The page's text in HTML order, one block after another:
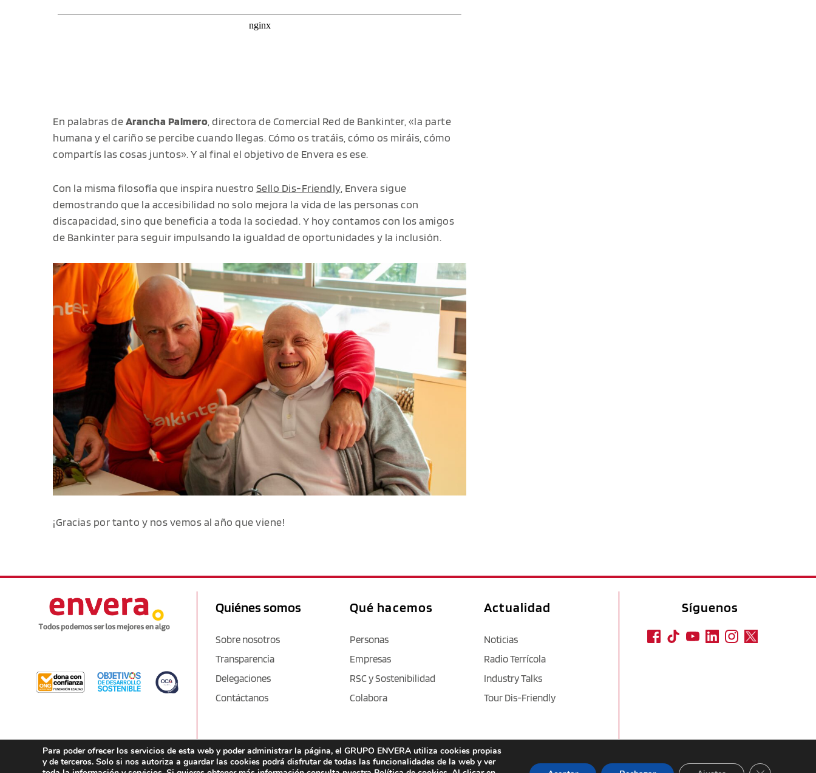
En palabras deArancha Palmero , directora de Comercial Red de Bankinter, «la parte
humana y el cariño se percibe cuando llegas. Cómo os tratáis, cómo os miráis, cómo
compartís las cosas juntos». Y al final el objetivo de Envera es ese.
Con la misma filosofía que inspira nuestro Sello Dis-Friendly, Envera sigue
demostrando que la accesibilidad no solo mejora la vida de las personas con
discapacidad, sino que beneficia a toda la sociedad. Y hoy contamos con los amigos
de Bankinter para seguir impulsando la igualdad de oportunidades y la inclusión.
¡Gracias por tanto y nos vemos al año que viene!
Quiénes somos
Sobre nosotros
Transparencia
Delegaciones
Contáctanos
Qué hacemos
Personas
Empresas
RSC y Sostenibilidad
Colabora
Actualidad
Noticias
Radio Terrícola
Industry Talks
Tour Dis-Friendly
Aviso legal / Política de privacidad / Cookies / Accesibilidad
Síguenos
Para poder ofrecer los servicios de esta web y poder administrar la página, el GRUPO ENVERA utiliza cookies propias
y de terceros. Solo si nos autoriza a guardar las cookies podrá disfrutar de todas las funcionalidades de la web y ver
CERRAR